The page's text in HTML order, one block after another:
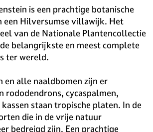
v
e
H
i
l
e
r
s
u
m
is een prachtige botanische
een Hilversumse villawijk. Het
van de Nationale Plantencollectie
belangrijkste en meest complete
ter wereld.
en alle naaldbomen zijn er
rododendrons, cycaspalmen,
staan tropische platen. In de
die in de vrije natuur
bedreigd zijn. Een prachtige